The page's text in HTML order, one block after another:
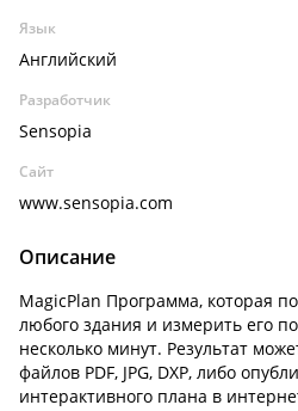
Язык
Английский
Разработчик
Sensopia
Сайт
www.sensopia.com
Описание
MagicPlan Программа, которая
любого здания и измерить его
несколько минут. Результат
файлов PDF, JPG, DXP, либо
интерактивного плана в